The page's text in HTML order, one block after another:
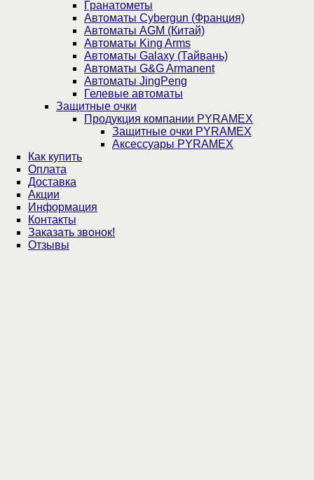
Гранатометы
Автоматы Cybergun (Франция)
Автоматы AGM (Китай)
Автоматы King Arms
Автоматы Galaxy (Тайвань)
Автоматы G&G Armanent
Автоматы JingPeng
Гелевые автоматы
Защитные очки
Продукция компании PYRAMEX
Защитные очки PYRAMEX
Аксессуары PYRAMEX
Как купить
Оплата
Доставка
Акции
Информация
Контакты
Заказать звонок!
Отзывы